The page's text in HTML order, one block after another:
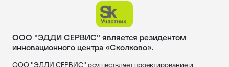
ООО "ЭДДИ СЕРВИС" является резидентом
инновационного центра «Сколково».
ООО "ЭДДИ СЕРВИС" осуществляет проектирование и